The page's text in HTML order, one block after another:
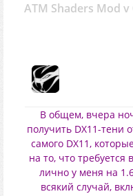
ATM Shaders Mod
В общем, вчера
получить DX11-тени
самого DX11,
на то, что требуется
лично у меня на
всякий случай,